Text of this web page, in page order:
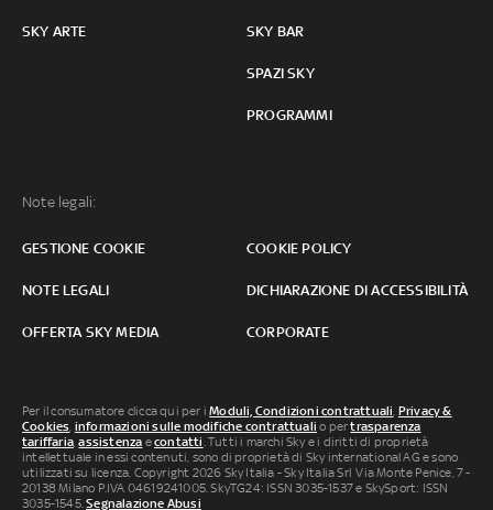
SKY ARTE SKY BAR
SPAZI SKY
PROGRAMMI
Note legali:
GESTIONE COOKIE COOKIE POLICY
NOTE LEGALI DICHIARAZIONE DI ACCESSIBILITÀ
OFFERTA SKY MEDIA CORPORATE
Per il consumatore clicca qui per iModuli, Condizioni contrattuali, Privacy &
Cookies, informazioni sulle modifiche contrattuali o pertrasparenza
tariffaria,assistenza econtatti. Tutti i marchi Sky e i diritti di proprietà
intellettuale in essi contenuti, sono di proprietà di Sky international AG e sono
utilizzati su licenza. Copyright 2026 Sky Italia - Sky Italia Srl Via Monte Penice, 7 -
20138 Milano P.IVA 04619241005. SkyTG24: ISSN 3035-1537 e SkySport: ISSN
3035-1545.Segnalazione Abusi